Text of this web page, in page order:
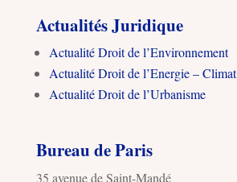
Actualités Juridique
Actualité Droit de l’Environnement
Actualité Droit de l’Energie – Climat
Actualité Droit de l’Urbanisme
Bureau de Paris
35 avenue de Saint-Mandé